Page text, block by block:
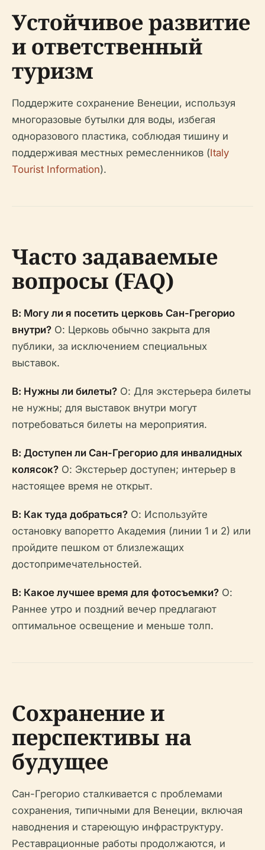
Устойчивое развитие
и ответственный
туризм
Поддержите сохранение Венеции, используя
многоразовые бутылки для воды, избегая
одноразового пластика, соблюдая тишину и
поддерживая местных ремесленников (Italy
Tourist Information).
Часто задаваемые
вопросы (FAQ)
В: Могу ли я посетить церковь Сан-Грегорио
внутри? О: Церковь обычно закрыта для
публики, за исключением специальных
выставок.
В: Нужны ли билеты? О: Для экстерьера билеты
не нужны; для выставок внутри могут
потребоваться билеты на мероприятия.
В: Доступен ли Сан-Грегорио для инвалидных
колясок? О: Экстерьер доступен; интерьер в
настоящее время не открыт.
В: Как туда добраться? О: Используйте
остановку вапоретто Академия (линии 1 и 2) или
пройдите пешком от близлежащих
достопримечательностей.
В: Какое лучшее время для фотосъемки? О:
Раннее утро и поздний вечер предлагают
оптимальное освещение и меньше толп.
Сохранение и
перспективы на
будущее
Сан-Грегорио сталкивается с проблемами
сохранения, типичными для Венеции, включая
наводнения и стареющую инфраструктуру.
Реставрационные работы продолжаются, и